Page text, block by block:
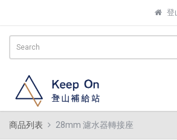
登
商品列表 28mm 濾水器轉接座